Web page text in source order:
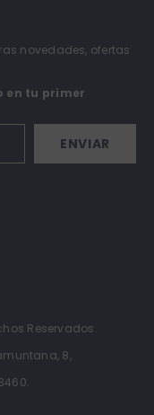
novedades, ofertas
en tu primer
ENVIAR
Reservados.
8,